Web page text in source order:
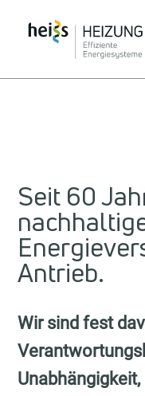
Seit 60
Antrieb.
Wir sind fest